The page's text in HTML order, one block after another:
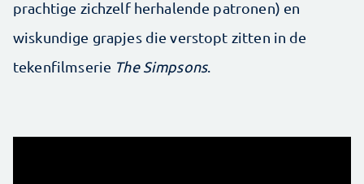
prachtige zichzelf herhalende patronen) en
wiskundige grapjes die verstopt zitten in de
tekenfilmserie The Simpsons.